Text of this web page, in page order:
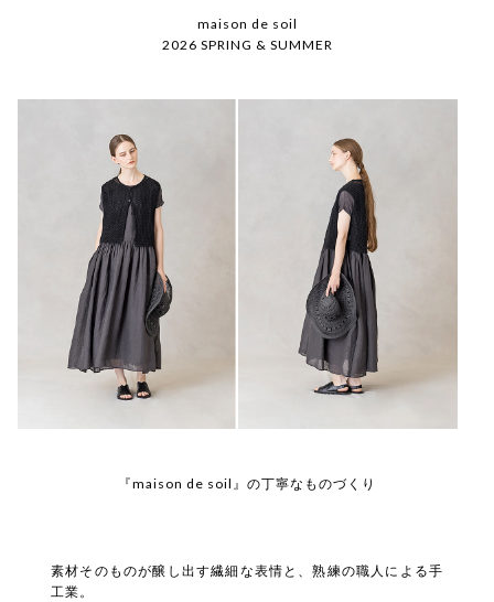
maison de soil
2026 SPRING & SUMMER
『maison de soil』の丁寧なものづくり
素材そのものが醸し出す繊細な表情と、熟練の職人による手
工業。